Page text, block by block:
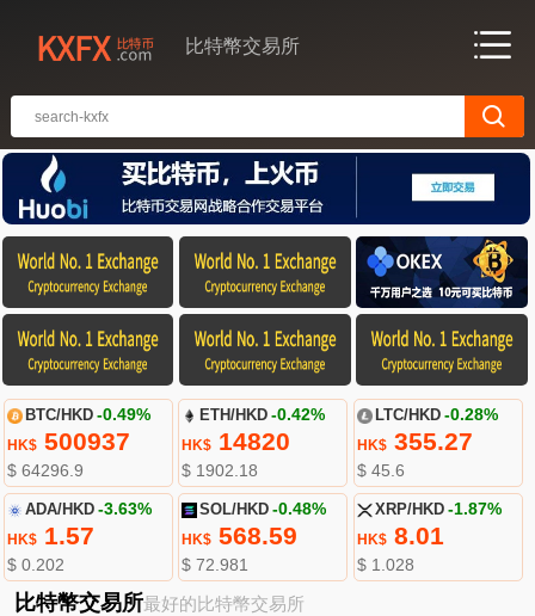
比特幣交易所
BTC/HKD -0.49%
HK$500937
$ 64296.9
ETH/HKD -0.42%
HK$ 14820
$ 1902.18
LTC/HKD -0.28%
HK$355.27
$ 45.6
ADA/HKD -3.63%
HK$1.57
$ 0.202
SOL/HKD -0.48%
HK$ 568.59
$ 72.981
XRP/HKD -1.87%
HK$8.01
$ 1.028
比特幣交易所最好的比特幣交易所